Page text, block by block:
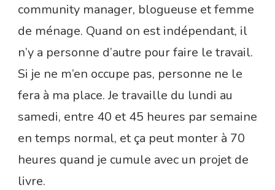
community manager, blogueuse et femme
de ménage. Quand on est indépendant, il
n’y a personne d’autre pour faire le travail.
Si je ne m’en occupe pas, personne ne le
fera à ma place. Je travaille du lundi au
samedi, entre 40 et 45 heures par semaine
en temps normal, et ça peut monter à 70
heures quand je cumule avec un projet de
livre.